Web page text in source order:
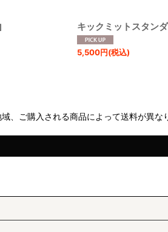
キックミットスタン
5,500円(税込)
ご購入される商品によって送料が異な